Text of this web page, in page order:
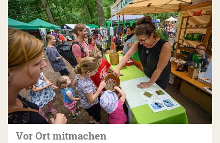
Vor Ort mitmachen